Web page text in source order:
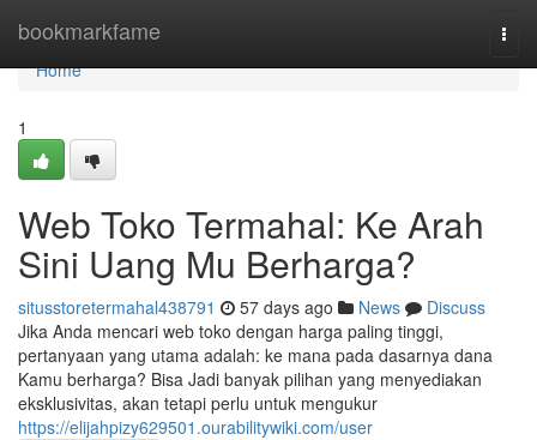
bookmarkfame
Home
Home
1
Web Toko Termahal: Ke Arah
Sini Uang Mu Berharga?
situsstoretermahal438791 57 days ago News
Discuss
Jika Anda mencari web toko dengan harga paling tinggi,
pertanyaan yang utama adalah: ke mana pada dasarnya dana
Kamu berharga? Bisa Jadi banyak pilihan yang menyediakan
eksklusivitas, akan tetapi perlu untuk mengukur
https://elijahpizy629501.ourabilitywiki.com/user